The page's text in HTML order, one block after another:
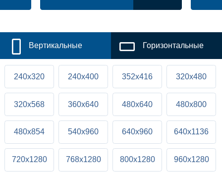
Вертикальные Горизонтальные
240x320 240x400 352x416 320x480
320x568 360x640 480x640 480x800
480x854 540x960 640x960 640x1136
720x1280 768x1280 800x1280 960x1280